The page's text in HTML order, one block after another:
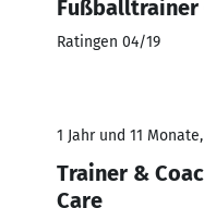
Fußballtrainer
Ratingen 04/19
1 Jahr und 11
Trainer &
Care